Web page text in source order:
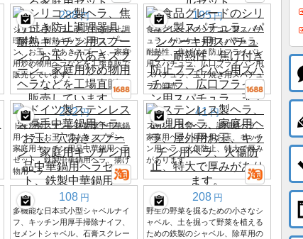
288 円
シリコン製ヘラ、焦げ付き防止調
理器具、耐熱キッチン用スプー
ン、お玉、穴あきスプーン、家庭
用炒め物用ヘラなどを工場直販で
販売しています。
195 円
食品グレードのシリコン製スパチ
ュラ、パンケーキ用スパチュラ、
耐熱性、焦げ付き防止フライパン
用スパチュラ、広口フライパン用
スパチュラ、玉子焼き用スパチュ
ラの卸売
232 円
ドイツ製ステンレス製厚手中華鍋
用ヘラ、お玉、穴あきスプーン、
家庭用キッチン用品中華鍋用ヘラ
セット、鉄製中華鍋用ヘラ、揚げ
物用ヘラ
41 円
ステンレス製ヘラ、調理用ヘラ、
家庭用ヘラ、屋外用お玉、キッチ
ン用ヘラ、火傷防止、特大で厚み
があります。
108 円
多機能な日本式小型シャベルナイ
フ、キッチン用厚手掃除ナイフ、
セメントシャベル、石膏スクレー
208 円
野生の野菜を掘るための小さなシ
ャベル、土を掘って野菜を植える
ための鉄製のシャベル、除草用の